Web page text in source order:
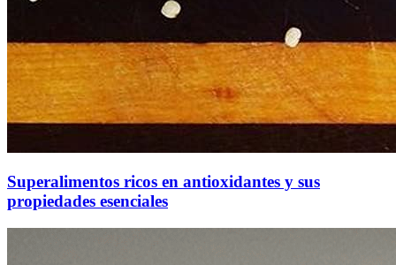
Superalimentos ricos en antioxidantes y sus
propiedades esenciales